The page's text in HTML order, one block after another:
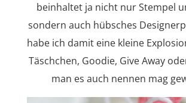
beinhaltet ja nicht nur Stempel
sondern auch hübsches
habe ich damit eine kleine
Täschchen, Goodie, Give Away
man es auch nennen mag